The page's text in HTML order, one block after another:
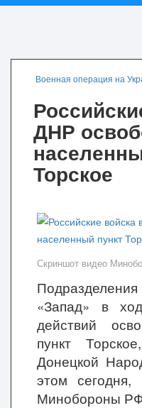
Военная операция на
ДНР
Торское
Скриншот видео
«Запад» в
действий
пункт
Донецкой
этом
Минобороны